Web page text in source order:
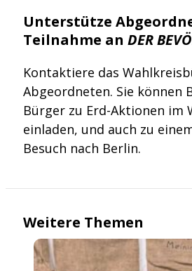
Unterstütze
Teilnahme an DER
Kontaktiere das
Abgeordneten. Sie können
Bürger zu Erd-Aktionen im
einladen, und auch zu
Besuch nach Berlin.
Weitere Themen